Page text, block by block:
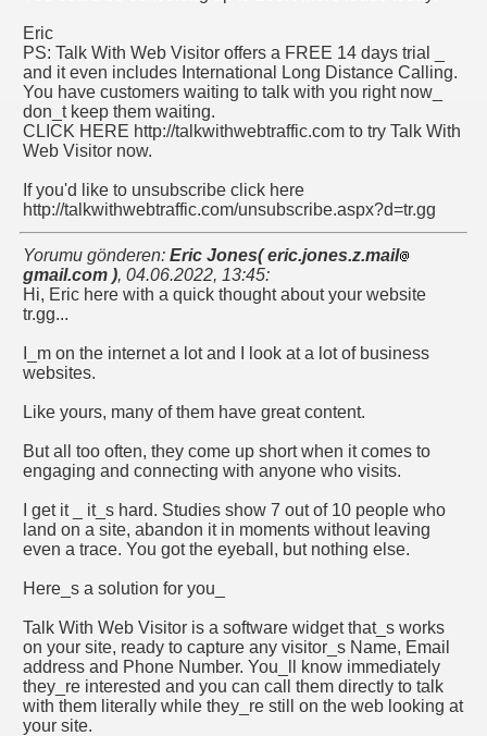
Eric
PS: Talk With Web Visitor offers a FREE 14 days trial _
and it even includes International Long Distance Calling.
You have customers waiting to talk with you right now_
don_t keep them waiting.
CLICK HERE http://talkwithwebtraffic.com to try Talk With
Web Visitor now.
If you'd like to unsubscribe click here
http://talkwithwebtraffic.com/unsubscribe.aspx?d=tr.gg
Yorumu gönderen: Eric Jones( eric.jones.z.mail
gmail.com ), 04.06.2022, 13:45:
Hi, Eric here with a quick thought about your website
tr.gg...
I_m on the internet a lot and I look at a lot of business
websites.
Like yours, many of them have great content.
But all too often, they come up short when it comes to
engaging and connecting with anyone who visits.
I get it _ it_s hard. Studies show 7 out of 10 people who
land on a site, abandon it in moments without leaving
even a trace. You got the eyeball, but nothing else.
Here_s a solution for you_
Talk With Web Visitor is a software widget that_s works
on your site, ready to capture any visitor_s Name, Email
address and Phone Number. You_ll know immediately
they_re interested and you can call them directly to talk
with them literally while they_re still on the web looking at
your site.